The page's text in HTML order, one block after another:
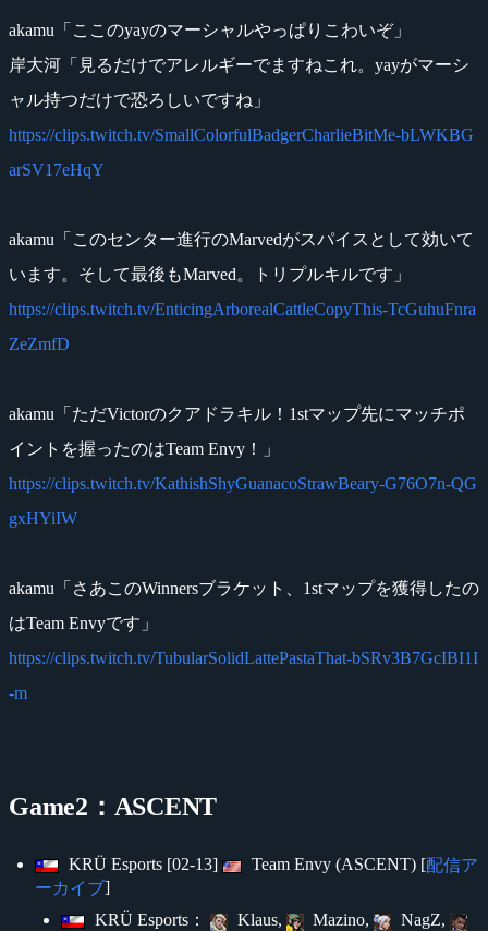
akamu「ここのyayのマーシャルやっぱりこわいぞ」
岸大河「見るだけでアレルギーでますねこれ。yayがマーシ
ャル持つだけで恐ろしいですね」
https://clips.twitch.tv/SmallColorfulBadgerCharlieBitMe-bLWKBG
arSV17eHqY
akamu「このセンター進行のMarvedがスパイスとして効いて
います。そして最後もMarved。トリプルキルです」
https://clips.twitch.tv/EnticingArborealCattleCopyThis-TcGuhuFnra
ZeZmfD
akamu「ただVictorのクアドラキル！1stマップ先にマッチポ
イントを握ったのはTeam Envy！」
https://clips.twitch.tv/KathishShyGuanacoStrawBeary-G76O7n-QG
gxHYiIW
akamu「さあこのWinnersブラケット、1stマップを獲得したの
はTeam Envyです」
https://clips.twitch.tv/TubularSolidLattePastaThat-bSRv3B7GcIBI1I
-m
Game2：ASCENT
KRÜ Esports [02-13] Team Envy (ASCENT) [配信ア
ーカイブ]
KRÜ Esports：
Klaus, Mazino,
NagZ,